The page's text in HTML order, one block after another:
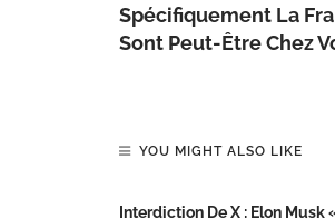
Spécifiquement La
Sont Peut-Être Chez
YOU MIGHT ALSO LIKE
Interdiction De X : Elon Musk